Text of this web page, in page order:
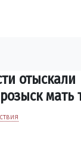
отыскали
мать